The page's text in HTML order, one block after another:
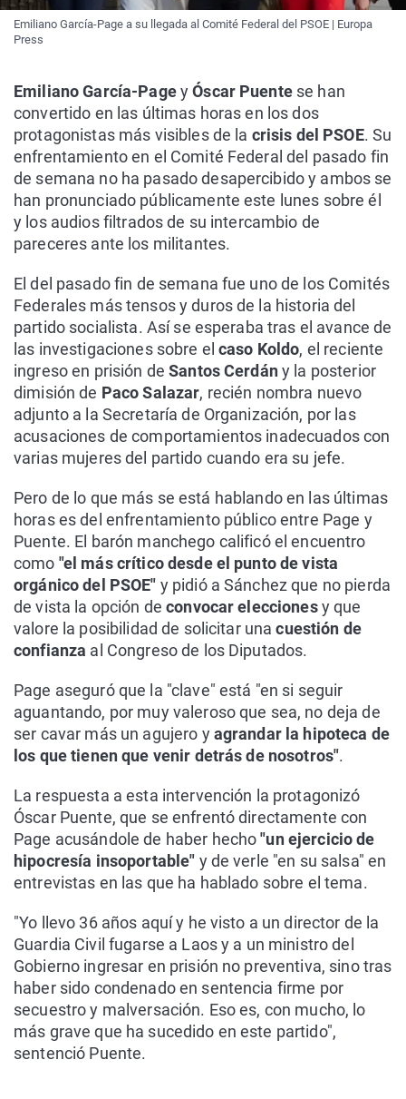
Emiliano García-Page a su llegada al Comité Federal del PSOE | Europa
Press
Emiliano García-PageyÓscar Puentese han
convertido en las últimas horas en los dos
protagonistas más visibles de la crisis del PSOE. Su
enfrentamiento en el Comité Federal del pasado fin
de semana no ha pasado desapercibido y ambos se
han pronunciado públicamente este lunes sobre él
y los audios filtrados de su intercambio de
pareceres ante los militantes.
El del pasado fin de semana fue uno de los Comités
Federales más tensos y duros de la historia del
partido socialista. Así se esperaba tras el avance de
las investigaciones sobre elcaso Koldo, el reciente
ingreso en prisión deSantos Cerdány la posterior
dimisión de Paco Salazar, recién nombra nuevo
adjunto a la Secretaría de Organización, por las
acusaciones de comportamientos inadecuados con
varias mujeres del partido cuando era su jefe.
Pero de lo que más se está hablando en las últimas
horas es del enfrentamiento público entre Page y
Puente. El barón manchego calificó el encuentro
como "el más crítico desde el punto de vista
orgánico del PSOE" y pidió a Sánchez que no pierda
de vista la opción deconvocar eleccionesy que
valore la posibilidad de solicitar unacuestión de
confianza al Congreso de los Diputados.
Page aseguró que la "clave" está "en si seguir
aguantando, por muy valeroso que sea, no deja de
ser cavar más un agujero yagrandar la hipoteca de
los que tienen que venir detrás de nosotros".
La respuesta a esta intervención la protagonizó
Óscar Puente, que se enfrentó directamente con
Page acusándole de haber hecho"un ejercicio de
hipocresía insoportable" y de verle "en su salsa" en
entrevistas en las que ha hablado sobre el tema.
"Yo llevo 36 años aquí y he visto a un director de la
Guardia Civil fugarse a Laos y a un ministro del
Gobierno ingresar en prisión no preventiva, sino tras
haber sido condenado en sentencia firme por
secuestro y malversación. Eso es, con mucho, lo
más grave que ha sucedido en este partido",
sentenció Puente.